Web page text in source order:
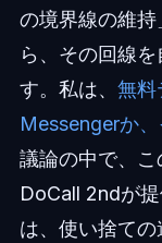
の境界線の維
ら、その回線
す。私は、 無料
Messengerか
議論の中で、こ
DoCall 2ndが
は、使い捨て